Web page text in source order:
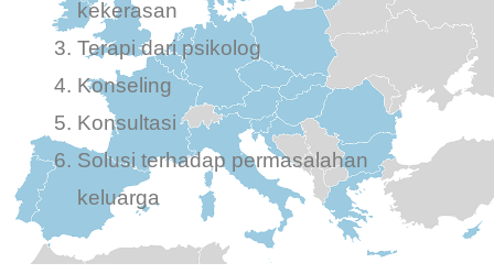
kekerasan
Terapi dari psikolog
Konseling
Konsultasi
Solusi terhadap permasalahan
keluarga